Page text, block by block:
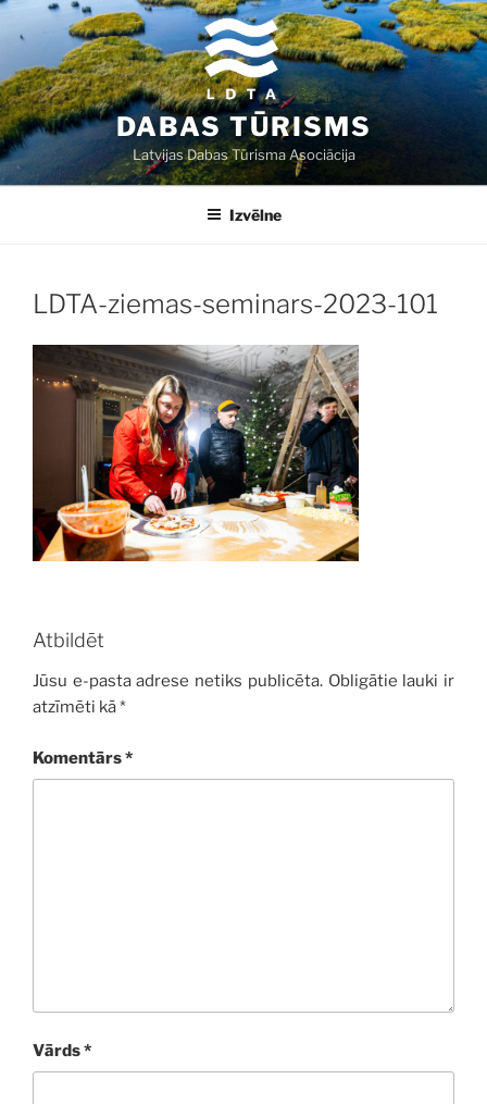
Doties
saturu
DABAS TŪRISMS
Latvijas Dabas Tūrisma Asociācija
Izvēlne
LDTA-ziemas-seminars-2023-101
Atbildēt
Jūsu e-pasta adrese netiks publicēta. Obligātie lauki ir
atzīmēti kā*
Komentārs*
Vārds*